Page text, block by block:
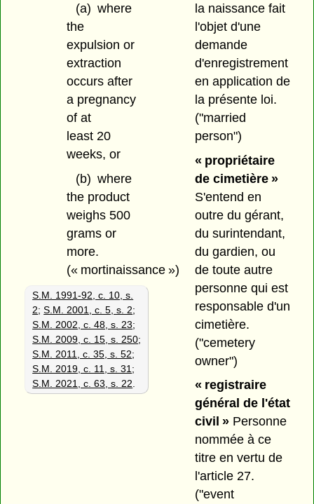
(a) where
the
expulsion or
extraction
occurs after
a pregnancy
of at
least 20
weeks, or
(b) where
the product
weighs 500
grams or
more.
(« mortinaissance »)
S.M. 1991-92, c. 10, s.
2;S.M. 2001, c. 5, s. 2;
S.M. 2002, c. 48, s. 23;
S.M. 2009, c. 15, s. 250;
S.M. 2011, c. 35, s. 52;
S.M. 2019, c. 11, s. 31 ;
S.M. 2021, c. 63, s. 22
la naissance fait
l'objet d'une
demande
d'enregistrement
en application de
la présente loi.
("married
person")
« propriétaire
de cimetière »
S'entend en
outre du gérant,
du surintendant,
du gardien, ou
de toute autre
personne qui est
responsable d'un
cimetière.
("cemetery
owner")
« registraire
général de l'état
civil »Personne
nommée à ce
titre en vertu de
l'article 27.
("event